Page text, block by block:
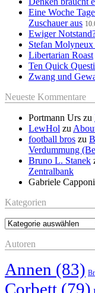
Eine Woche
Zuschauer aus
Ewiger
Stefan
Libertarian Roast
Ten Quick
Zwang und
Neueste Kommentare
Portmann Urs zu
LewHol zu
football bros zu
Verdummung
Bruno L. Stanek
Zentralbank
Gabriele Capponi
Kategorien
Kategorien
Autoren
Annen (83)
Corbett (79)